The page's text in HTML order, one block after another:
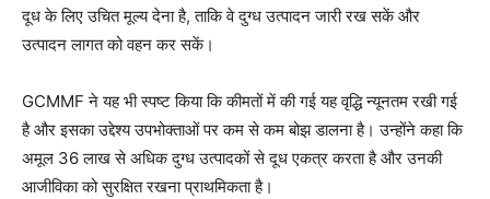
दूध के लिए उचित मूल्य देना है, ताकि वे दुग्ध उत्पादन जारी रख सकें और
उत्पादन लागत को वहन कर सकें।
GCMMF ने यह भी स्पष्ट किया कि कीमतों में की गई यह वृद्धि न्यूनतम रखी गई
है और इसका उद्देश्य उपभोक्ताओं पर कम से कम बोझ डालना है। उन्होंने कहा कि
अमूल 36 लाख से अधिक दुग्ध उत्पादकों से दूध एकत्र करता है और उनकी
आजीविका को सुरक्षित रखना प्राथमिकता है।